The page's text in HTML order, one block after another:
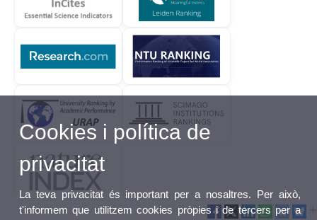
Cookies i política de
privacitat
La teva privacitat és important per a nosaltres. Per això,
t'informem que utilitzem cookies pròpies i de tercers per a